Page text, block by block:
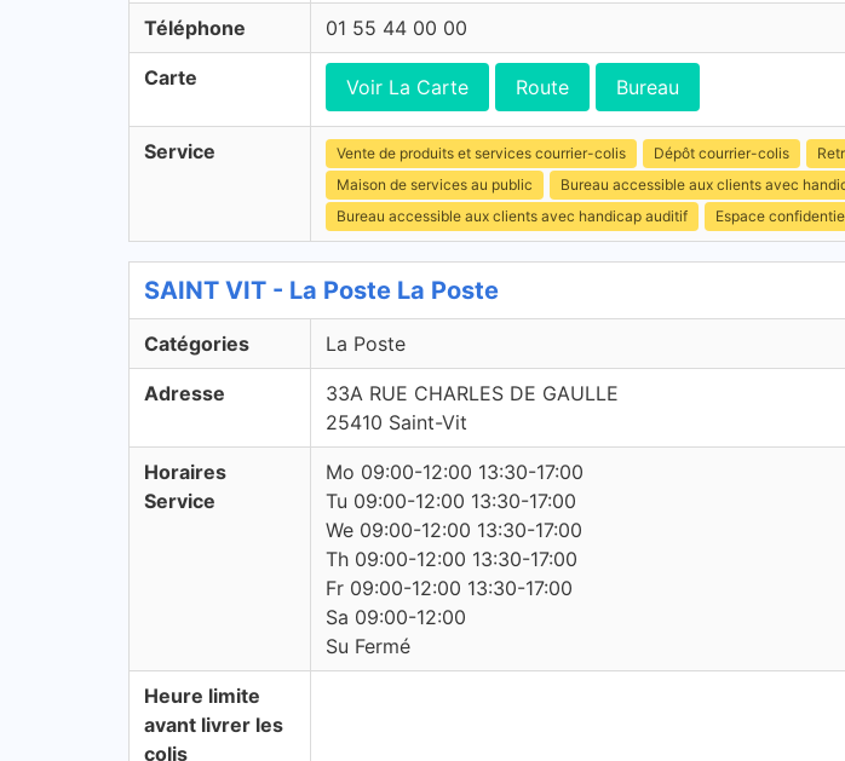
Téléphone 01 55 44 00 00
Carte Voir La Carte Route Bureau
Service Vente de produits et services courrier-colis Dépôt courrier-colis
Maison de services au public
Bureau accessible aux clients avec
Bureau accessible aux clients avec handicap auditif
Espace
SAINT VIT - La Poste La Poste
Catégories La Poste
Adresse
33A RUE CHARLES DE GAULLE
25410 Saint-Vit
Horaires
Service
Mo 09:00-12:00 13:30-17:00
Tu 09:00-12:00 13:30-17:00
We 09:00-12:00 13:30-17:00
Th 09:00-12:00 13:30-17:00
Fr 09:00-12:00 13:30-17:00
Sa 09:00-12:00
Su Fermé
Heure limite
avant livrer les
colis